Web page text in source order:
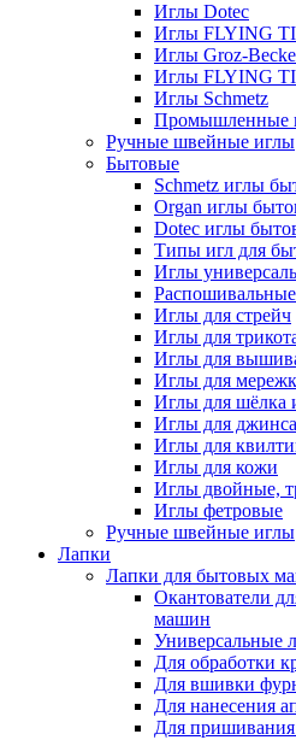
Иглы Dotec
Иглы FLYING
Иглы Groz-
Иглы FLYING
Иглы Schmetz
Промышленные
Ручные швейные иглы
Бытовые
Schmetz иглы
Organ иглы
Dotec иглы
Типы игл для
Иглы
Иглы для стрейч
Иглы для
Иглы для
Иглы для
Иглы для шёлка
Иглы для джинса
Иглы для
Иглы для кожи
Иглы двойные,
Иглы фетровые
Ручные швейные иглы
Лапки
Лапки для бытовых
Окантователи
машин
Универсальные
Для обработки
Для вшивки
Для нанесения
Для